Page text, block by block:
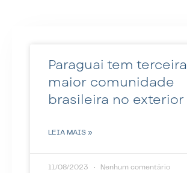
Paraguai tem terceira
maior comunidade
brasileira no exterior
LEIA MAIS »
11/08/2023 Nenhum comentário